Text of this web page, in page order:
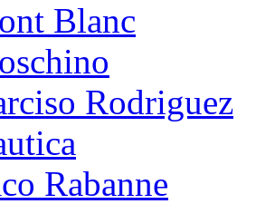
Blanc
Rodriguez
Rabanne